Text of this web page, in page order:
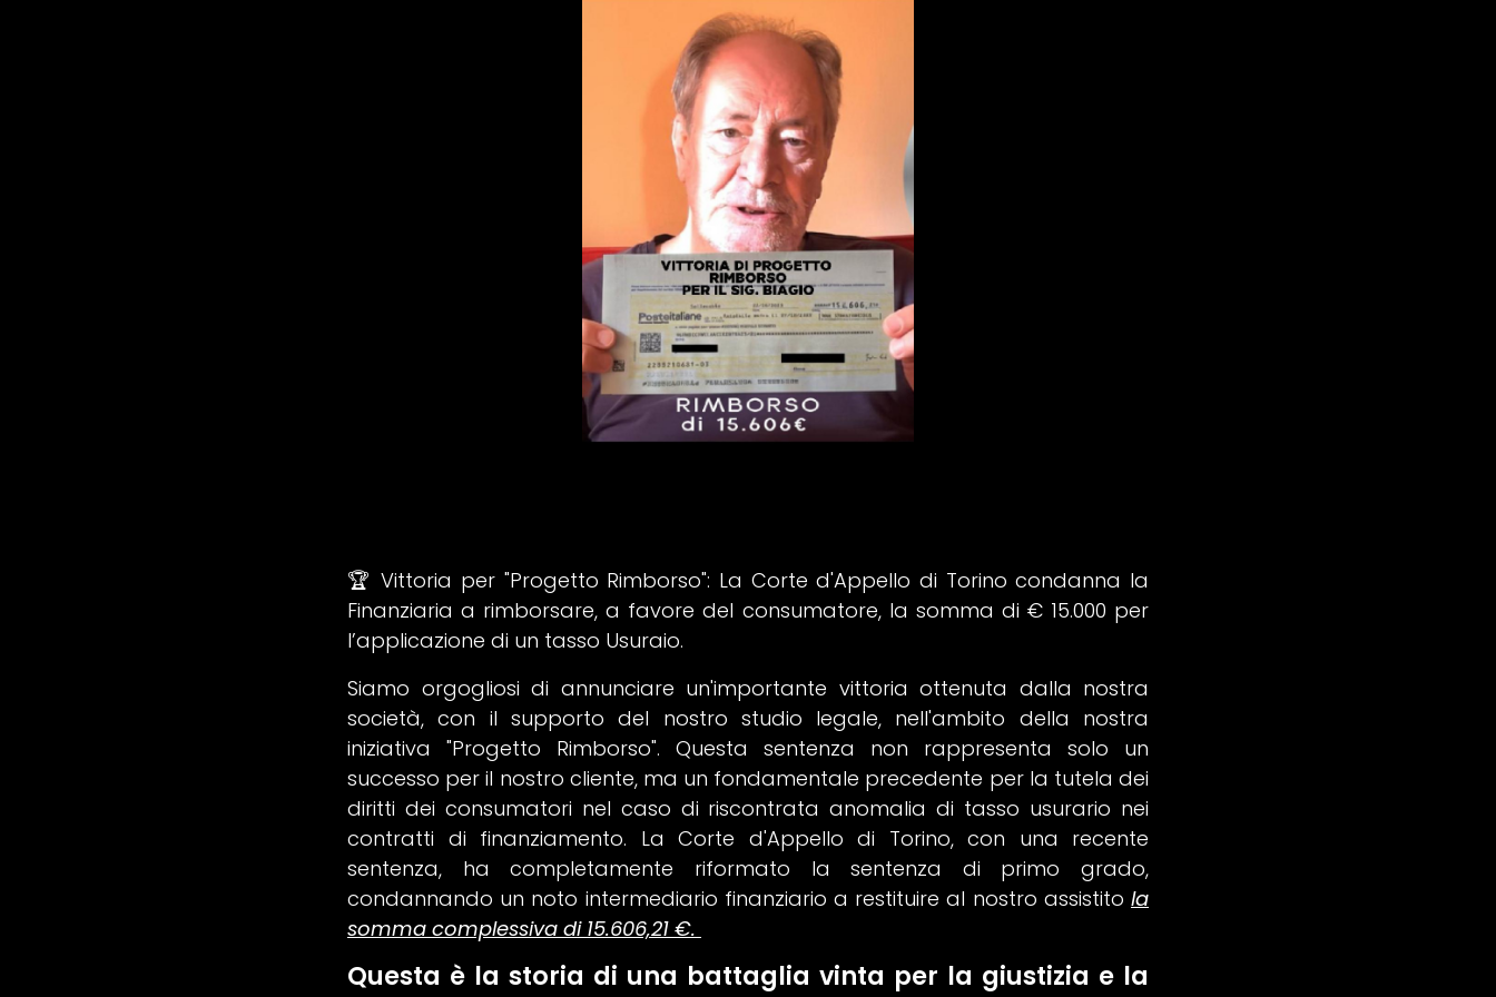
🏆 Vittoria per "Progetto Rimborso": La Corte d'Appello di Torino condanna la
Finanziaria a rimborsare, a favore del consumatore, la somma di € 15.000 per
l’applicazione di un tasso Usuraio.
Siamo orgogliosi di annunciare un'importante vittoria ottenuta dalla nostra
società, con il supporto del nostro studio legale, nell'ambito della nostra
iniziativa "Progetto Rimborso". Questa sentenza non rappresenta solo un
successo per il nostro cliente, ma un fondamentale precedente per la tutela dei
diritti dei consumatori nel caso di riscontrata anomalia di tasso usurario nei
contratti di finanziamento. La Corte d'Appello di Torino, con una recente
sentenza, ha completamente riformato la sentenza di primo grado,
condannando un noto intermediario finanziario a restituire al nostro assistito la
somma complessiva di 15.606,21 €.
Questa è la storia di una battaglia vinta per la giustizia e la